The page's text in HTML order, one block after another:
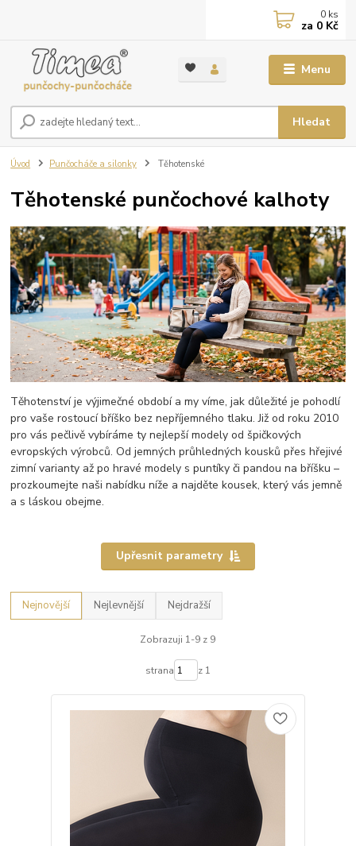
Menu
Hledat
0 ks
za 0 Kč
Úvod Punčocháče a silonky Těhotenské
Těhotenské punčochové kalhoty
Těhotenství je výjimečné období a my víme, jak důležité je pohodlí
pro vaše rostoucí bříško bez nepříjemného tlaku. Již od roku 2010
pro vás pečlivě vybíráme ty nejlepší modely od špičkových
evropských výrobců. Od jemných průhledných kousků přes hřejivé
zimní varianty až po hravé modely s puntíky či pandou na bříšku –
prozkoumejte naši nabídku níže a najděte kousek, který vás jemně
a s láskou obejme.
Upřesnit parametry
Nejnovější Nejlevnější Nejdražší
Zobrazuji 1-9 z 9
strana z 1